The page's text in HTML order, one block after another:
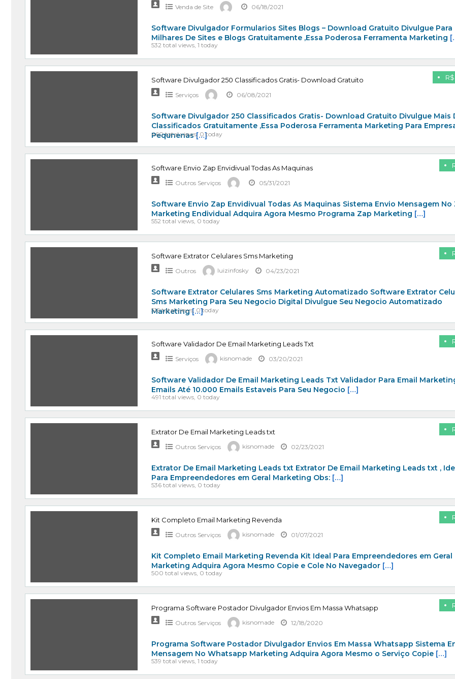
Venda de Site 06/18/2021
Software Divulgador Formularios Sites Blogs – Download Gratuito Divulgue Para
Milhares De Sites e Blogs Gratuitamente ,Essa Poderosa Ferramenta Marketing
532 total views, 1 today
Software Divulgador 250 Classificados Gratis- Download Gratuito
Serviços 06/08/2021
Software Divulgador 250 Classificados Gratis- Download Gratuito Divulgue Mais
Classificados Gratuitamente ,Essa Poderosa Ferramenta Marketing Para
Pequnenas[…]
460 total views, 0 today
Software Envio Zap Envidivual Todas As Maquinas
Outros Serviços 05/31/2021
Software Envio Zap Envidivual Todas As Maquinas Sistema Envio Mensagem No
Marketing Endividual Adquira Agora Mesmo Programa Zap Marketing […]
552 total views, 0 today
Software Extrator Celulares Sms Marketing
Outros luizinfosky 04/23/2021
Software Extrator Celulares Sms Marketing Automatizado Software Extrator
Sms Marketing Para Seu Negocio Digital Divulgue Seu Negocio Automatizado
Marketing[…]
516 total views, 0 today
Software Validador De Email Marketing Leads Txt
Serviços kisnomade 03/20/2021
Software Validador De Email Marketing Leads Txt Validador Para Email
Emails Até 10.000 Emails Estaveis Para Seu Negocio […]
491 total views, 0 today
Extrator De Email Marketing Leads txt
Outros Serviços kisnomade 02/23/2021
Extrator De Email Marketing Leads txt Extrator De Email Marketing Leads txt ,
Para Empreendedores em Geral Marketing Obs: […]
536 total views, 0 today
Kit Completo Email Marketing Revenda
Outros Serviços kisnomade 01/07/2021
Kit Completo Email Marketing Revenda Kit Ideal Para Empreendedores em Geral
Marketing Adquira Agora Mesmo Copie e Cole No Navegador […]
500 total views, 0 today
Programa Software Postador Divulgador Envios Em Massa Whatsapp
Outros Serviços kisnomade 12/18/2020
Programa Software Postador Divulgador Envios Em Massa Whatsapp Sistema
Mensagem No Whatsapp Marketing Adquira Agora Mesmo o Serviço Copie […]
539 total views, 1 today